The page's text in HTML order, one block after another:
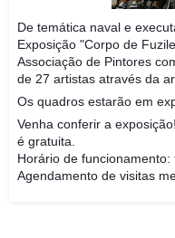
De temática naval e
Exposição "Corpo de
Associação de Pintores
de 27 artistas através da
Os quadros estarão em
Venha conferir a
é gratuita.
Horário de
Agendamento de visitas